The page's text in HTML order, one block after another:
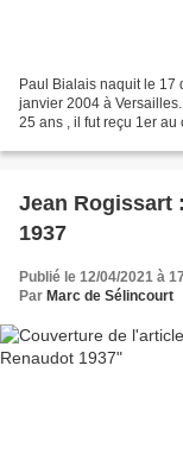
Paul Bialais naquit le 17
janvier 2004 à
25 ans , il fut reçu 1er
Jean Rogissart
1937
Publié le 12/04/2021 à
Par Marc de Sélincourt